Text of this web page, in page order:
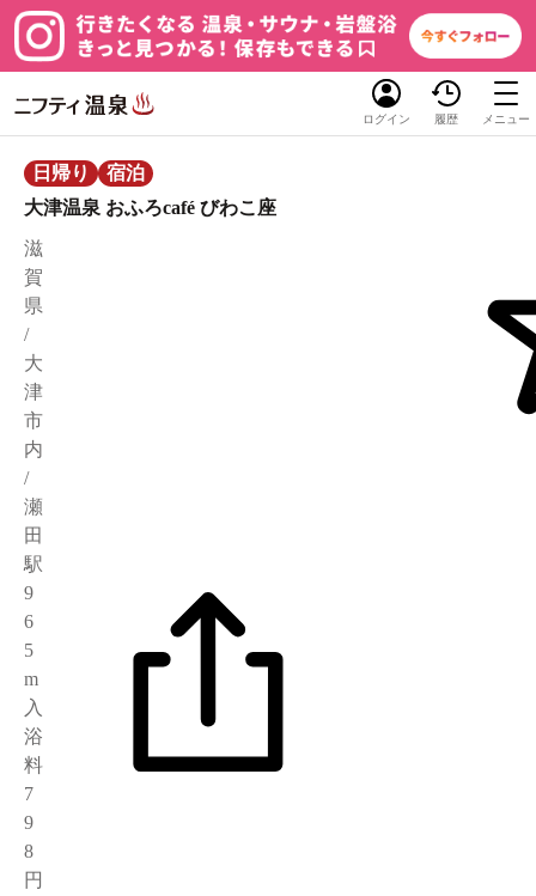
ログイン 履歴 メニュー
日帰り
宿泊
大津温泉 おふろcafé びわこ座
滋
賀
県
/
大
津
市
内
/
瀬
田
駅
9
6
5
m
入
浴
料
7
9
8
円